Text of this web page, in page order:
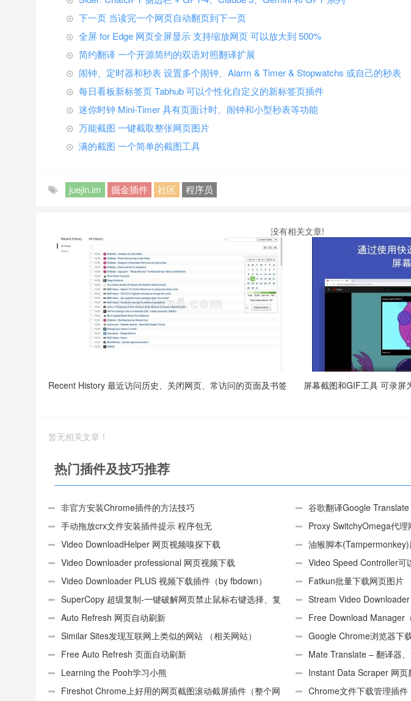
下一页 当读完一个网页自动翻页到下一页
全屏 for Edge 网页全屏显示 支持缩放网页 可以放大到 500%
简约翻译 一个开源简约的双语对照翻译扩展
闹钟、定时器和秒表 设置多个闹钟、Alarm & Timer & Stopwatchs 或自己的秒表
每日看板新标签页 Tabhub 可以个性化自定义的新标签页插件
迷你时钟 Mini-Timer 具有页面计时、闹钟和小型秒表等功能
万能截图 一键截取整张网页图片
满的截图 一个简单的截图工具
juejin.im 掘金插件 社区 程序员
没有相关文章!
Recent History 最近访问历史、关闭网页、常访问的页面及书签 屏幕截图和GIF工具 可录屏
暂无相关文章！
热门插件及技巧推荐
非官方安装Chrome插件的方法技巧
谷歌翻译Google Translate
手动拖放crx文件安装插件提示 程序包无
效:“CEX_HEADER_INVALID”的解决办法
Proxy SwitchyOmega代理
Video DownloadHelper 网页视频嗅探下载
油猴脚本
（适用Android）
Video Downloader professional 网页视频下载
Video Speed Controller可
Video Downloader PLUS 视频下载插件（by fbdown）
Fatkun批量下载网页图片
SuperCopy 超级复制-一键破解网页禁止鼠标右键选择、复
制
Stream Video
Auto Refresh 网页自动刷新
Free Download Manager
具插件
Similar Sites发现互联网上类似的网站 （相关网站）
Google Chrome浏览器下
Free Auto Refresh 页面自动刷新
Mate Translate – 翻译器
Learning the Pooh学习小熊
Instant Data Scraper 网页
Fireshot Chrome上好用的网页截图滚动截屏插件（整个网
Chrome文件下载管理插